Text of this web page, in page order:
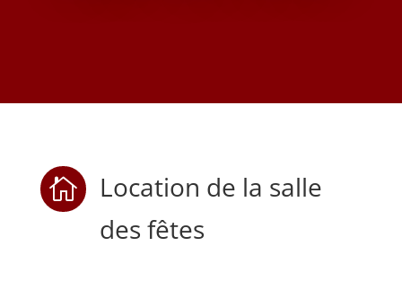

Location de la salle
des fêtes